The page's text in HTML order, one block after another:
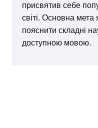
присвятив себе
світі. Основна мета
пояснити складні
доступною мовою.